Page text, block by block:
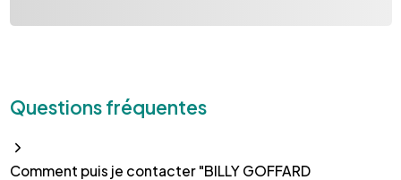
Questions fréquentes
Comment puis je contacter "BILLY GOFFARD